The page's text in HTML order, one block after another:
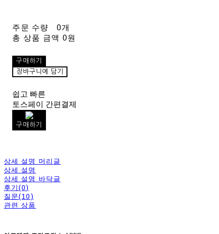
주문 수량
0개
총 상품 금액 0원
구매하기
장바구니에 담기
쉽고 빠른
토스페이 간편결제
구매하기
상세 설명 머리글
상세 설명
상세 설명 바닥글
후기(0)
질문(10)
관련 상품